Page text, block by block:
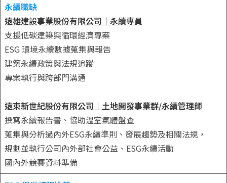
永續職缺
遠雄建設事業股份有限公司｜永續專員
支援低碳建築與循環經濟專案
ESG 環境永續數據蒐集與報告
建築永續政策與法規追蹤
專案執行與跨部門溝通
遠東新世紀股份有限公司｜土地開發事業群/永續管理師
撰寫永續報告書、協助溫室氣體盤查
蒐集與分析過內外ESG永續準則、發展趨勢及相關法規，
規劃並執行公司內外部社會公益、ESG永續活動
國內外競賽資料準備